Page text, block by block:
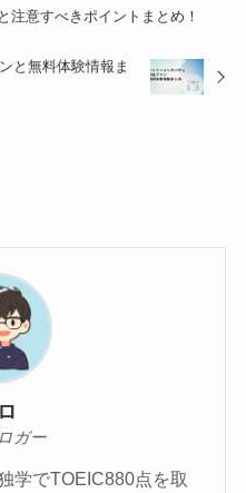
注意すべきポイントまとめ！
と無料体験情報ま
ガー
学でTOEIC880点を取